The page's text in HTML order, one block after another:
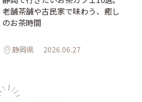
老舗茶舗や古民家で味わう、癒し
のお茶時間
静岡県 2026.06.27